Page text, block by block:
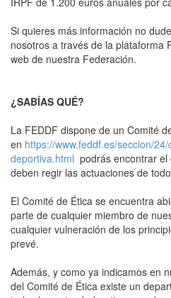
Si quieres más información no
nosotros a través de la plataforma
web de nuestra Federación.
¿SABÍAS QUÉ?
La FEDDF dispone de un Comité
en https://www.feddf.es/seccion/
deportiva.html podrás encontrar
deben regir las actuaciones de
El Comité de Ética se encuentra
parte de cualquier miembro de
cualquier vulneración de los
prevé.
Además, y como ya indicamos en
del Comité de Ética existe un